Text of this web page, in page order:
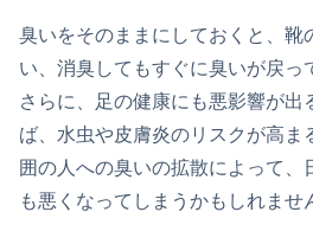
臭いをそのままにしておくと、靴
い、消臭してもすぐに臭いが戻っ
さらに、足の健康にも悪影響が出
ば、水虫や皮膚炎のリスクが高ま
囲の人への臭いの拡散によって、
も悪くなってしまうかもしれませ